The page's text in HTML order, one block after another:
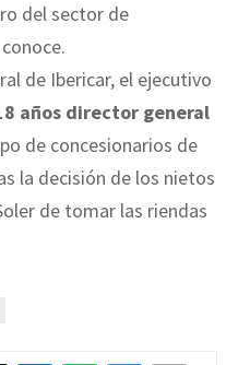
del sector de
de Ibericar, el ejecutivo
años director general
de concesionarios de
la decisión de los nietos
de tomar las riendas